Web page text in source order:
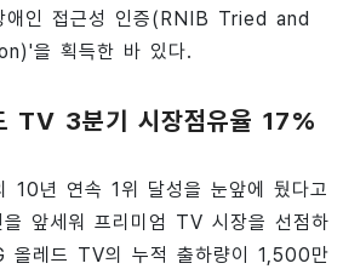
애인 접근성 인증(RNIB Tried and
을 획득한 바 있다.
TV 3분기 시장점유율 17%
10년 연속 1위 달성을 눈앞에 뒀다고
앞세워 프리미엄 TV 시장을 선점하
올레드 TV의 누적 출하량이 1,500만